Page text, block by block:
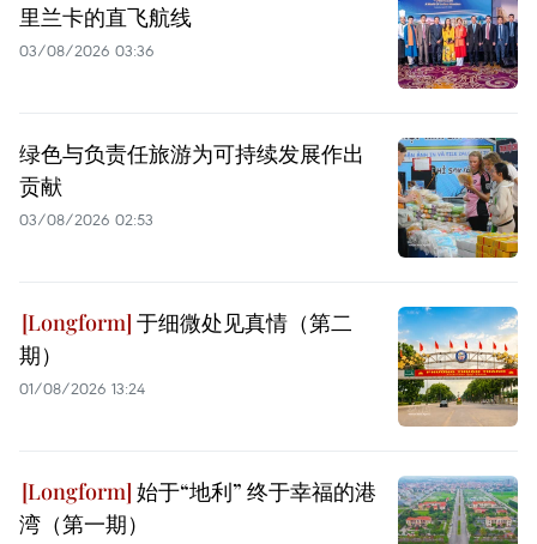
里兰卡的直飞航线
03/08/2026 03:36
绿色与负责任旅游为可持续发展作出
贡献
03/08/2026 02:53
于细微处见真情（第二
期）
01/08/2026 13:24
始于“地利” 终于幸福的港
湾（第一期）